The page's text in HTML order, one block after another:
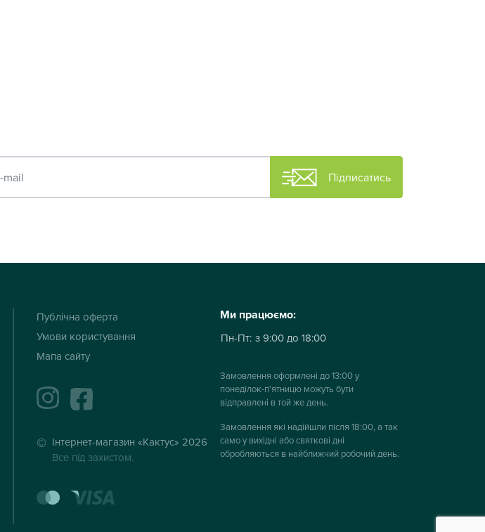
Підписатись
Публічна оферта
Умови користування
Мапа сайту
instagramfacebook
Інтернет-магазин «Кактус» 2026
Все під захистом.
mastercard
Ми працюємо:
Пн-Пт: з 9:00 до 18:00
Замовлення оформлені до 13:00 у
понеділок-п'ятницю можуть бути
відправлені в той же день.
Замовлення які надійшли після 18:00, а так
само у вихідні або святкові дні
обробляються в найближчий робочий день.